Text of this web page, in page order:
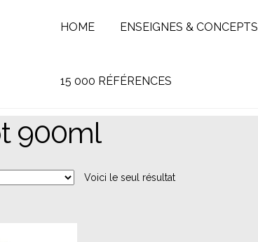
HOME ENSEIGNES & CONCEPTS
15 000 RÉFÉRENCES
900ml
Voici le seul résultat